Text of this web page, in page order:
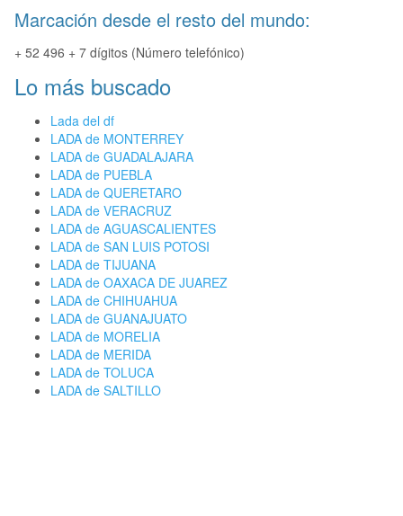
Marcación desde el resto del mundo:
+ 52 496 + 7 dígitos (Número telefónico)
Lo más buscado
Lada del df
LADA de MONTERREY
LADA de GUADALAJARA
LADA de PUEBLA
LADA de QUERETARO
LADA de VERACRUZ
LADA de AGUASCALIENTES
LADA de SAN LUIS POTOSI
LADA de TIJUANA
LADA de OAXACA DE JUAREZ
LADA de CHIHUAHUA
LADA de GUANAJUATO
LADA de MORELIA
LADA de MERIDA
LADA de TOLUCA
LADA de SALTILLO